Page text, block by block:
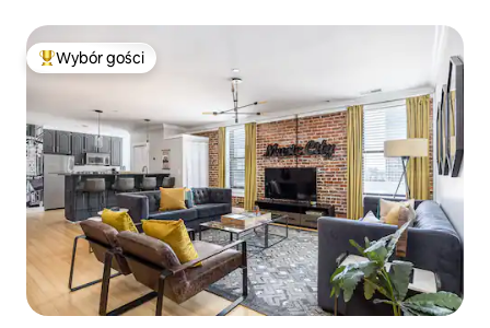
Najpopularniejsze z kategorii Wybór gości
Wybór gości